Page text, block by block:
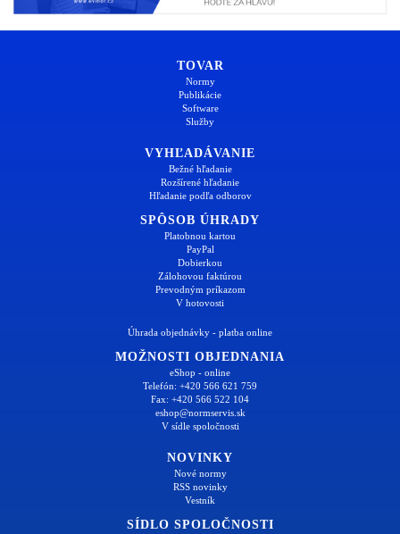
TOVAR
Normy
Publikácie
Software
Služby
VYHĽADÁVANIE
Bežné hľadanie
Rozšírené hľadanie
Hľadanie podľa odborov
SPÔSOB ÚHRADY
Platobnou kartou
PayPal
Dobierkou
Zálohovou faktúrou
Prevodným príkazom
V hotovosti
Úhrada objednávky - platba online
MOŽNOSTI OBJEDNANIA
eShop - online
Telefón: +420 566 621 759
Fax: +420 566 522 104
eshop@normservis.sk
V sídle spoločnosti
NOVINKY
Nové normy
RSS novinky
Vestník
SÍDLO SPOLOČNOSTI